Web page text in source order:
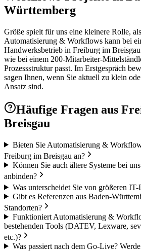
Württemberg
Größe spielt für uns eine kleinere Rolle,
Automatisierung & Workflows kann bei
Handwerksbetrieb in Freiburg im
wie bei einem 200-Mitarbeiter-
Prozessstruktur passt. Im Erstgespräch
sagen Ihnen, wenn Sie aktuell zu klein
Ansatz sind.
Häufige Fragen aus
Breisgau
Bieten Sie Automatisierung &
Freiburg im Breisgau an?
Können Sie auch ältere Systeme bei
anbinden?
Was unterscheidet Sie von größeren IT-
Gibt es Referenzen aus Baden-
Standorten?
Funktioniert Automatisierung &
bestehenden Tools (DATEV, Lexware,
etc.)?
Was passiert nach dem Go-Live?